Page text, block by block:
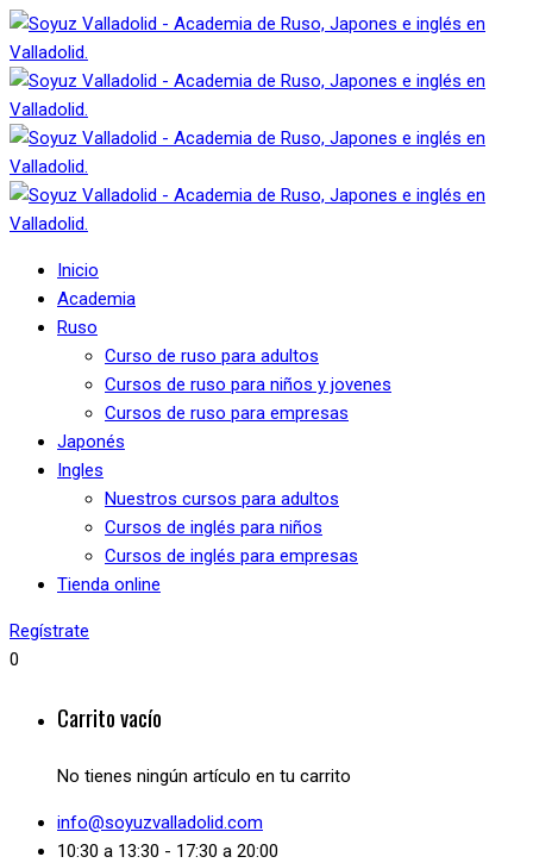
Inicio
Academia
Ruso
Curso de ruso para adultos
Cursos de ruso para niños y jovenes
Cursos de ruso para empresas
Japonés
Ingles
Nuestros cursos para adultos
Cursos de inglés para niños
Cursos de inglés para empresas
Tienda online
Regístrate
0
Carrito vacío
No tienes ningún artículo en tu carrito
info@soyuzvalladolid.com
10:30 a 13:30 - 17:30 a 20:00